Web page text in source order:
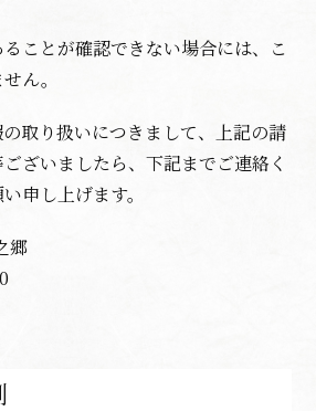
ことが確認できない場合には、こ
ん。
取り扱いにつきまして、上記の請
ざいましたら、下記までご連絡く
申し上げます。
郷